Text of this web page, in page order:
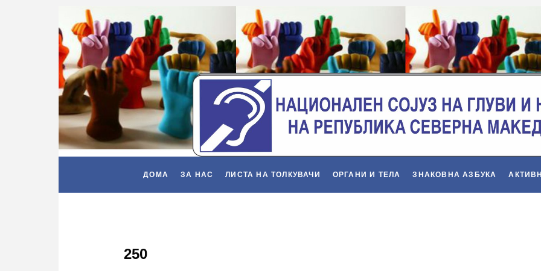
ДОМА ЗА НАС ЛИСТА НА ТОЛКУВАЧИ ОРГАНИ И ТЕЛА ЗНАКОВНА АЗБУКА
250